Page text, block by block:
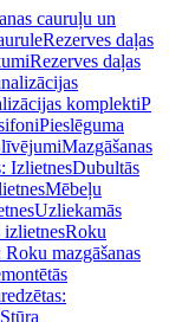
cauruļu un
Rezerves daļas
Rezerves daļas
komplektiP
Pieslēguma
Mazgāšanas
IzlietnesDubultās
Mēbeļu
Uzliekamās
izlietnesRoku
Roku mazgāšanas
Stūra